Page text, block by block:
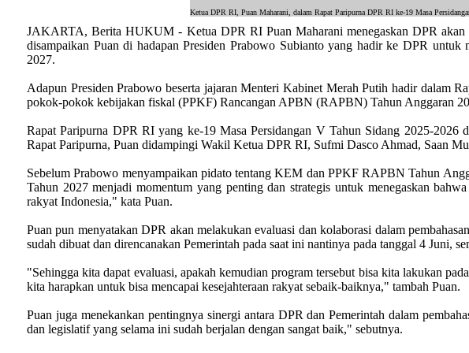
Ketua DPR RI, Puan Maharani, dalam Rapat Paripurna DPR RI ke-19 Masa
JAKARTA, Berita HUKUM - Ketua DPR RI Puan Maharani menegaskan DPR akan
disampaikan Puan di hadapan Presiden Prabowo Subianto yang hadir ke DPR
2027.
Adapun Presiden Prabowo beserta jajaran Menteri Kabinet Merah Putih hadir dalam
pokok-pokok kebijakan fiskal (PPKF) Rancangan APBN (RAPBN) Tahun Anggaran
Rapat Paripurna DPR RI yang ke-19 Masa Persidangan V Tahun Sidang 2025-
Rapat Paripurna, Puan didampingi Wakil Ketua DPR RI, Sufmi Dasco Ahmad, Saan
Sebelum Prabowo menyampaikan pidato tentang KEM dan PPKF RAPBN Tahun
Tahun 2027 menjadi momentum yang penting dan strategis untuk menegaskan
rakyat Indonesia," kata Puan.
Puan pun menyatakan DPR akan melakukan evaluasi dan kolaborasi dalam
sudah dibuat dan direncanakan Pemerintah pada saat ini nantinya pada tanggal 4 Juni,
"Sehingga kita dapat evaluasi, apakah kemudian program tersebut bisa kita lakukan
kita harapkan untuk bisa mencapai kesejahteraan rakyat sebaik-baiknya," tambah Puan.
Puan juga menekankan pentingnya sinergi antara DPR dan Pemerintah dalam
dan legislatif yang selama ini sudah berjalan dengan sangat baik," sebutnya.